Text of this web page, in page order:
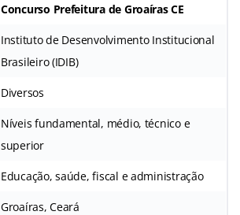
Concurso Prefeitura de Groaíras CE
Instituto de Desenvolvimento Institucional
Brasileiro (IDIB)
Diversos
Níveis fundamental, médio, técnico e
superior
Educação, saúde, fiscal e administração
Groaíras, Ceará